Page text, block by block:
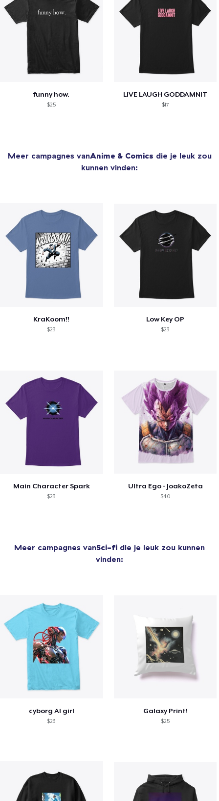
funny how.
$25
LIVE LAUGH GODDAMNIT
$17
Meer campagnes vanAnime & Comics die je leuk zou
kunnen vinden:
KraKoom!!
$23
Low Key OP
$23
Main Character Spark
$23
Ultra Ego - JoakoZeta
$40
Meer campagnes vanSci-fi die je leuk zou kunnen
vinden:
cyborg AI girl
$23
Galaxy Print!
$25